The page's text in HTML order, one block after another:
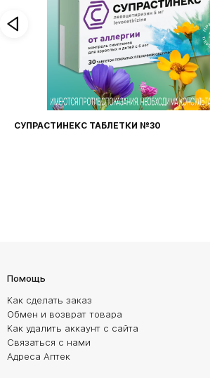
ФАРИНГОСЕПТ ТАБЛЕТКИ №20
Помощь
Как сделать заказ
Обмен и возврат товара
Как удалить аккаунт с сайта
Связаться с нами
Адреса Аптек